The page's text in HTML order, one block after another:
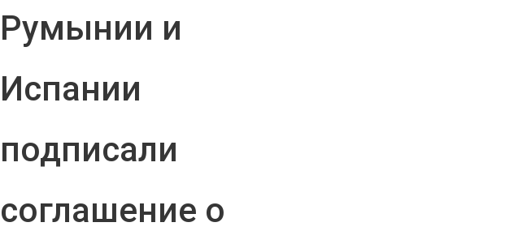
Румынии и
Испании
подписали
соглашение о